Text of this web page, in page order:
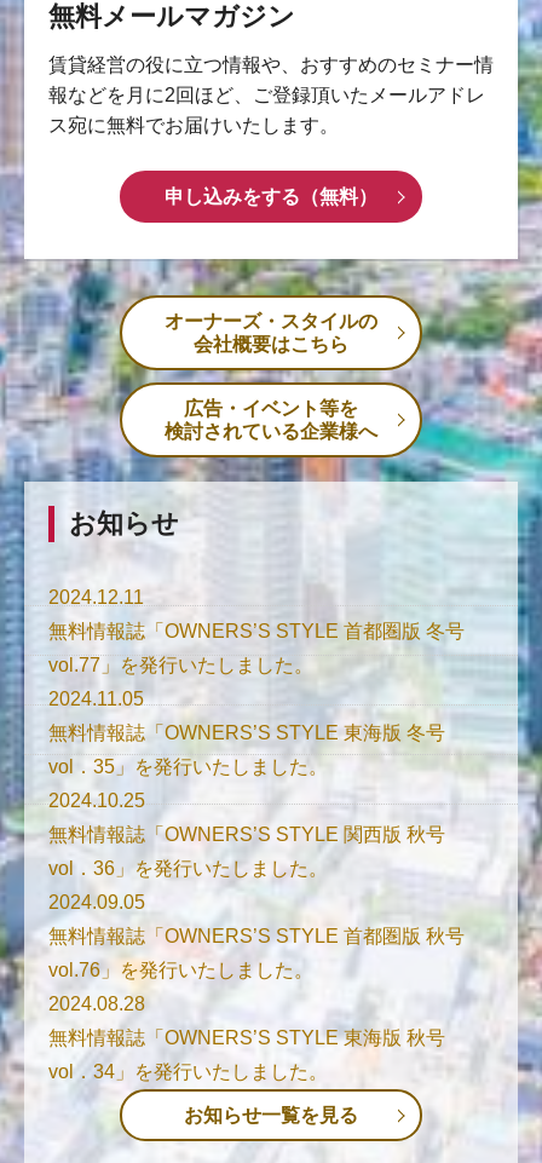
無料メールマガジン
賃貸経営の役に立つ情報や、おすすめのセミナー情
報などを月に2回ほど、ご登録頂いたメールアドレ
ス宛に無料でお届けいたします。
申し込みをする（無料）
オーナーズ・スタイルの
会社概要はこちら
広告・イベント等を
検討されている企業様へ
お知らせ
2024.12.11
無料情報誌「OWNERS’S STYLE 首都圏版 冬号
vol.77」を発行いたしました。
2024.11.05
無料情報誌「OWNERS’S STYLE 東海版 冬号
vol．35」を発行いたしました。
2024.10.25
無料情報誌「OWNERS’S STYLE 関西版 秋号
vol．36」を発行いたしました。
2024.09.05
無料情報誌「OWNERS’S STYLE 首都圏版 秋号
vol.76」を発行いたしました。
2024.08.28
無料情報誌「OWNERS’S STYLE 東海版 秋号
vol．34」を発行いたしました。
お知らせ一覧を見る